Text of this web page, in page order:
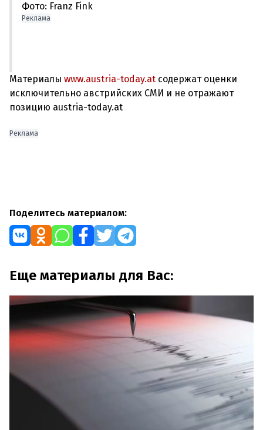
Фото: Franz Fink
Реклама
Материалы www.austria-today.at содержат оценки
исключительно австрийских СМИ и не отражают
позицию austria-today.at
Реклама
Поделитесь материалом:
Еще материалы для Вас: